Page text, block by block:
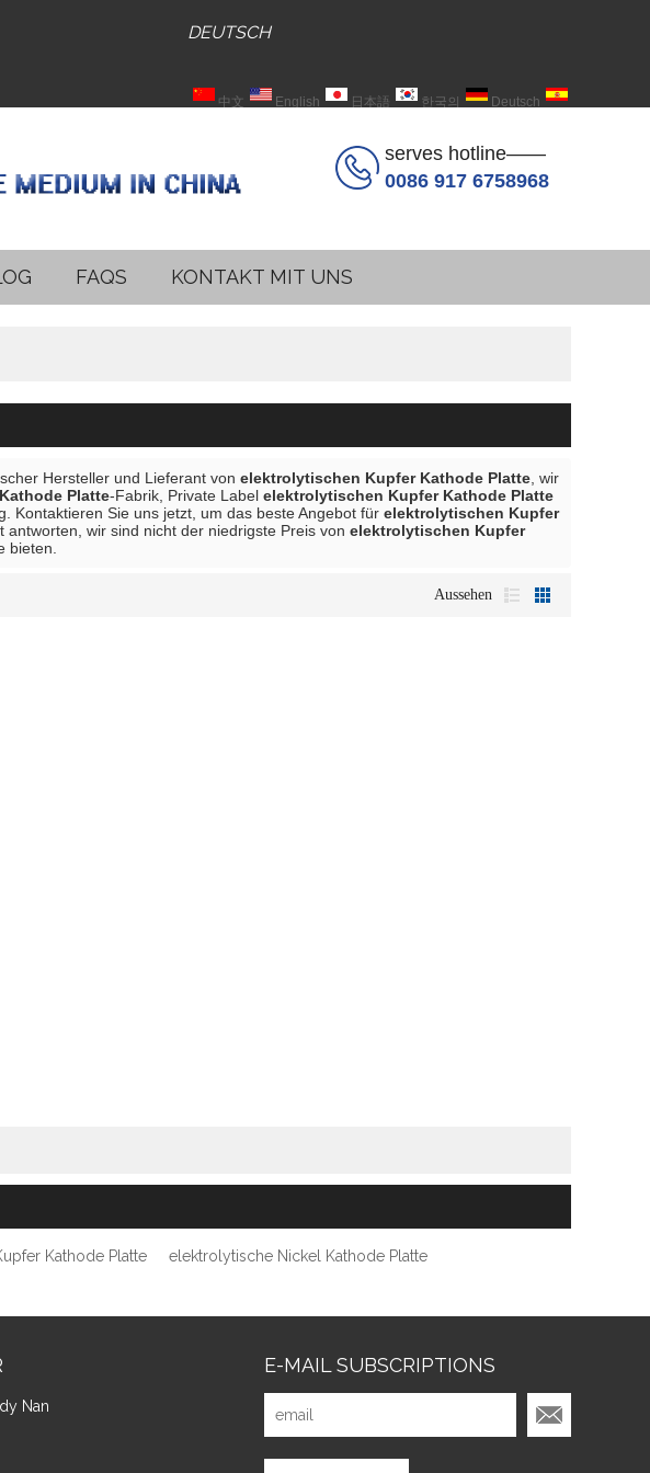
DEUTSCH
中文 English 日本語 한국의 Deutsch
serves hotline——
0086 917 6758968
FAQS KONTAKT MIT UNS
Hersteller und Lieferant von elektrolytischen Kupfer Kathode Platte , wir
Platte-Fabrik, Private Label elektrolytischen Kupfer Kathode Platte
Kontaktieren Sie uns jetzt, um das beste Angebot für elektrolytischen Kupfer
wir sind nicht der niedrigste Preis von elektrolytischen Kupfer
bieten.
Aussehen
Kathode Platte elektrolytische Nickel Kathode Platte
Nan
E-MAIL SUBSCRIPTIONS